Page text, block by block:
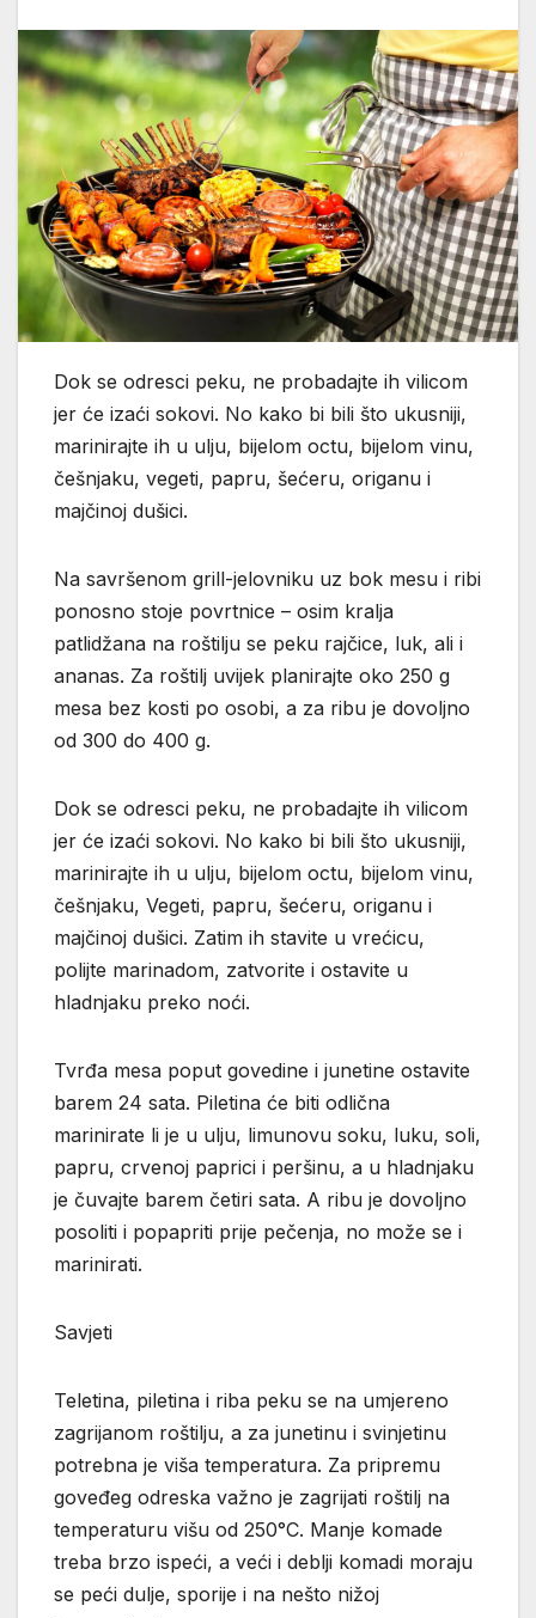
Dok se odresci peku, ne probadajte ih vilicom
jer će izaći sokovi. No kako bi bili što ukusniji,
marinirajte ih u ulju, bijelom octu, bijelom vinu,
češnjaku, vegeti, papru, šećeru, origanu i
majčinoj dušici.
Na savršenom grill-jelovniku uz bok mesu i ribi
ponosno stoje povrtnice – osim kralja
patlidžana na roštilju se peku rajčice, luk, ali i
ananas. Za roštilj uvijek planirajte oko 250 g
mesa bez kosti po osobi, a za ribu je dovoljno
od 300 do 400 g.
Dok se odresci peku, ne probadajte ih vilicom
jer će izaći sokovi. No kako bi bili što ukusniji,
marinirajte ih u ulju, bijelom octu, bijelom vinu,
češnjaku, Vegeti, papru, šećeru, origanu i
majčinoj dušici. Zatim ih stavite u vrećicu,
polijte marinadom, zatvorite i ostavite u
hladnjaku preko noći.
Tvrđa mesa poput govedine i junetine ostavite
barem 24 sata. Piletina će biti odlična
marinirate li je u ulju, limunovu soku, luku, soli,
papru, crvenoj paprici i peršinu, a u hladnjaku
je čuvajte barem četiri sata. A ribu je dovoljno
posoliti i popapriti prije pečenja, no može se i
marinirati.
Savjeti
Teletina, piletina i riba peku se na umjereno
zagrijanom roštilju, a za junetinu i svinjetinu
potrebna je viša temperatura. Za pripremu
goveđeg odreska važno je zagrijati roštilj na
temperaturu višu od 250°C. Manje komade
treba brzo ispeći, a veći i deblji komadi moraju
se peći dulje, sporije i na nešto nižoj